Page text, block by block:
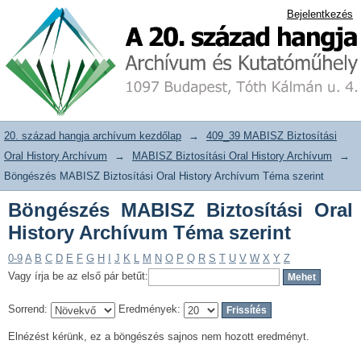
Böngészés MABISZ Biztosítási Oral
History Archívum Téma szerint
20. század hangja archívum adattár Bejelentkezés
20. század hangja archívum kezdőlap →
409_39 MABISZ Biztosítási
Oral History Archívum
→ MABISZ Biztosítási Oral History Archívum
→
Böngészés MABISZ Biztosítási Oral History Archívum Téma szerint
Böngészés MABISZ Biztosítási Oral
History Archívum Téma szerint
0-9 A B C D E F G H J K L M N O P Q R S T U V W X Y Z
Vagy írja be az első pár betűt:
Sorrend: Eredmények:
Elnézést kérünk, ez a böngészés sajnos nem hozott eredményt.